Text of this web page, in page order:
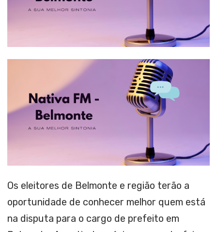
Os eleitores de Belmonte e região terão a
oportunidade de conhecer melhor quem está
na disputa para o cargo de prefeito em